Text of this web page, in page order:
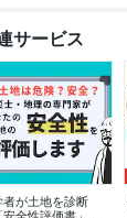
サービス
が土地を診断